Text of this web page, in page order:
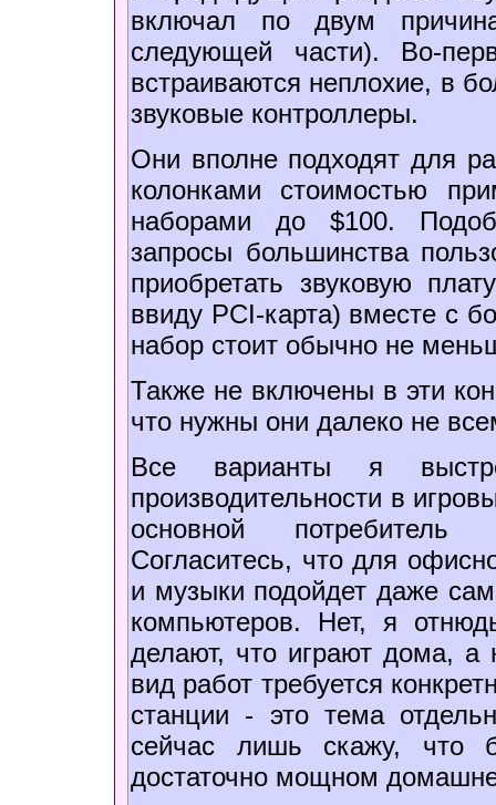
включал по двум
следующей части). Во-
встраиваются неплохие, в
звуковые контроллеры.
Они вполне подходят для
колонками стоимостью
наборами до $100.
запросы большинства
приобретать звуковую
ввиду PCI-карта) вместе с
набор стоит обычно не
Также не включены в эти
что нужны они далеко не
Все варианты я
производительности в
основной
Согласитесь, что для
и музыки подойдет даже
компьютеров. Нет, я
делают, что играют дома, а
вид работ требуется
станции - это тема
сейчас лишь скажу, что
достаточно мощном